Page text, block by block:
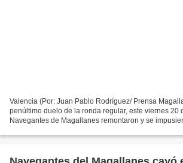
Valencia (Por: Juan Pablo Rodríguez/ Prensa
penúltimo duelo de la ronda regular, este viernes 20
Navegantes de Magallanes remontaron y se